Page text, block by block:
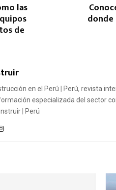
las
de
en el Perú | Perú, revista
especializada del sector
| Perú